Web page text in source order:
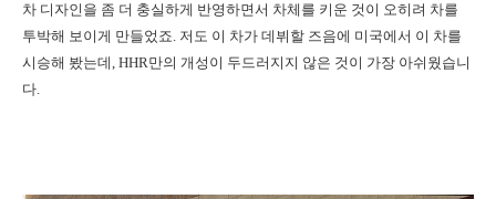
차 디자인을 좀 더 충실하게 반영하면서 차체를 키운 것이 오히려 차를
투박해 보이게 만들었죠. 저도 이 차가 데뷔할 즈음에 미국에서 이 차를
시승해 봤는데, HHR만의 개성이 두드러지지 않은 것이 가장 아쉬웠습니
다.